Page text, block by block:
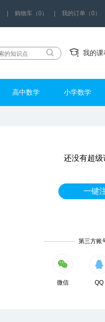
购物车（0） 我的订单（0）
我的课
高中数学 小学数学
还没有超级
一键
第三方账
微信 QQ